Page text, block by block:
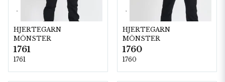
HJERTEGARN
MÖNSTER
1761
1761
HJERTEGARN
MÖNSTER
1760
1760